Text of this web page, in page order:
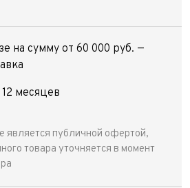
на сумму от 60 000 руб. —
месяцев
является публичной офертой,
товара уточняется в момент